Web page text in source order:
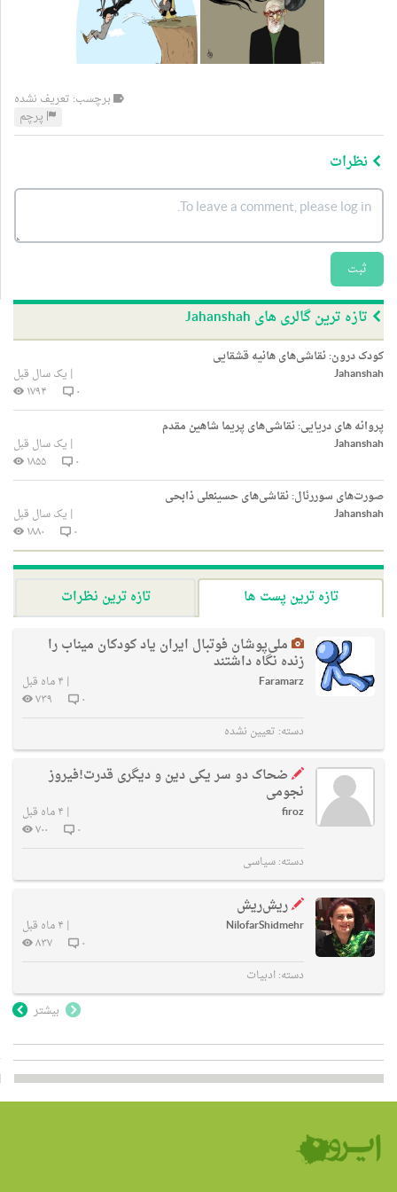
برچسب: تعریف نشده
پرچم
نظرات
ثبت
تازه ترین گالری های Jahanshah
کودک درون: نقاشی‌های هانیه قشقایی
Jahanshah
| یک سال قبل
۰
۱۷۹۴
پروانه های دریایی: نقاشی‌های پریما شاهین مقدم
Jahanshah
| یک سال قبل
۰
۱۸۵۵
صورت‌های سوررئال: نقاشی‌های حسینعلی ذابحی
Jahanshah
| یک سال قبل
۰
۱۸۸۰
تازه ترین پست ها
تازه ترین نظرات
ملی‌پوشان فوتبال ایران یاد کودکان میناب را
زنده نگاه داشتند
Faramarz
| ۴ ماه قبل
۰
۷۳۹
دسته: تعیین نشده
ضحاک دو سر یکی دین و دیگری قدرت!فیروز
نجومی
firoz
| ۴ ماه قبل
۰
۷۰۰
دسته:سیاسی
ریش‌ریش
NilofarShidmehr
| ۴ ماه قبل
۰
۸۳۷
دسته:ادبیات
بیشتر